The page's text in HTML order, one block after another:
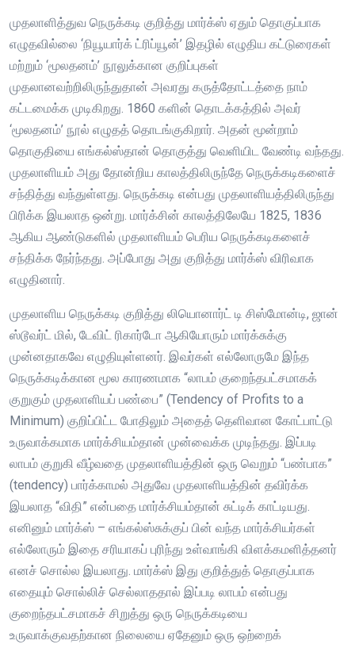
முதலாளித்துவ நெருக்கடி குறித்து மார்க்ஸ் ஏதும் தொகுப்பாக
எழுதவில்லை ‘நியூயார்க் ட்ரிப்யூன்’ இதழில் எழுதிய கட்டுரைகள்
மற்றும் ‘மூலதனம்’ நூலுக்கான குறிப்புகள்
முதலானவற்றிலிருந்துதான் அவரது கருத்தோட்டத்தை நாம்
கட்டமைக்க முடிகிறது. 1860 களின் தொடக்கத்தில் அவர்
‘மூலதனம்’ நூல் எழுதத் தொடங்குகிறார். அதன் மூன்றாம்
தொகுதியை எங்கல்ஸ்தான் தொகுத்து வெளியிட வேண்டி வந்தது.
முதலாளியம் அது தோன்றிய காலத்திலிருந்தே நெருக்கடிகளைச்
சந்தித்து வந்துள்ளது. நெருக்கடி என்பது முதலாளியத்திலிருந்து
பிரிக்க இயலாத ஒன்று. மார்க்சின் காலத்திலேயே 1825, 1836
ஆகிய ஆண்டுகளில் முதலாளியம் பெரிய நெருக்கடிகளைச்
சந்திக்க நேர்ந்தது. அப்போது அது குறித்து மார்க்ஸ் விரிவாக
எழுதினார்.
முதலாளிய நெருக்கடி குறித்து லியொனார்ட் டி சிஸ்மோன்டி, ஜான்
ஸ்டூவர்ட் மில், டேவிட் ரிகார்டோ ஆகியோரும் மார்க்சுக்கு
முன்னதாகவே எழுதியுள்ளனர். இவர்கள் எல்லோருமே இந்த
நெருக்கடிக்கான மூல காரணமாக “லாபம் குறைந்தபட்சமாகக்
குறுகும் முதலாளியப் பண்பை” (Tendency of Profits to a
Minimum) குறிப்பிட்ட போதிலும் அதைத் தெளிவான கோட்பாட்டு
உருவாக்கமாக மார்க்சியம்தான் முன்வைக்க முடிந்தது. இப்படி
லாபம் குறுகி வீழ்வதை முதலாளியத்தின் ஒரு வெறும் “பண்பாக”
(tendency) பார்க்காமல் அதுவே முதலாளியத்தின் தவிர்க்க
இயலாத “விதி” என்பதை மார்க்சியம்தான் சுட்டிக் காட்டியது.
எனினும் மார்க்ஸ் – எங்கல்ஸ்சுக்குப் பின் வந்த மார்க்சியர்கள்
எல்லோரும் இதை சரியாகப் புரிந்து உள்வாங்கி விளக்கமளித்தனர்
எனச் சொல்ல இயலாது. மார்க்ஸ் இது குறித்துத் தொகுப்பாக
எதையும் சொல்லிச் செல்லாததால் இப்படி லாபம் என்பது
குறைந்தபட்சமாகச் சிறுத்து ஒரு நெருக்கடியை
உருவாக்குவதற்கான நிலையை ஏதேனும் ஒரு ஒற்றைக்